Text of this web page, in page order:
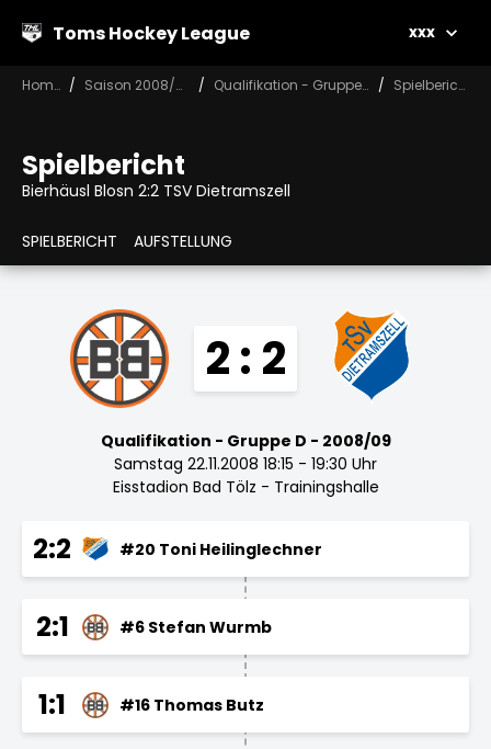
Toms Hockey League xxx
Home Saison 2008/09 Qualifikation - Gruppe D Spielbericht
Spielbericht
Bierhäusl Blosn 2:2 TSV Dietramszell
SPIELBERICHT AUFSTELLUNG
2 : 2
Qualifikation - Gruppe D - 2008/09
Samstag 22.11.2008 18:15 - 19:30 Uhr
Eisstadion Bad Tölz - Trainingshalle
2:2 #20 Toni Heilinglechner
2:1 #6 Stefan Wurmb
1:1 #16 Thomas Butz